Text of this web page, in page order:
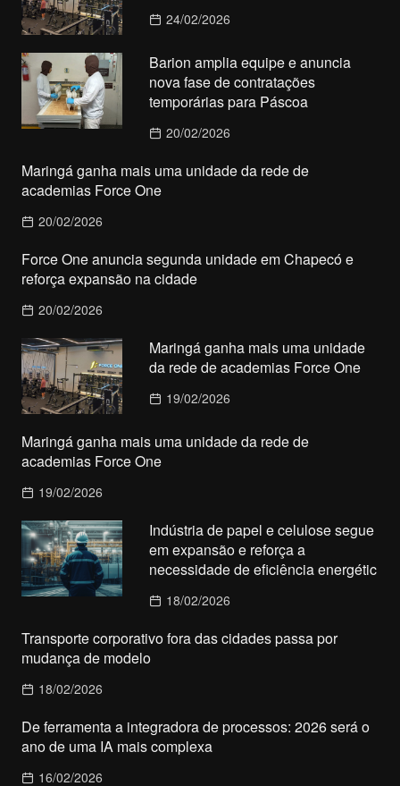
24/02/2026
Barion amplia equipe e anuncia
nova fase de contratações
temporárias para Páscoa
20/02/2026
Maringá ganha mais uma unidade da rede de
academias Force One
20/02/2026
Force One anuncia segunda unidade em Chapecó e
reforça expansão na cidade
20/02/2026
Maringá ganha mais uma unidade
da rede de academias Force One
19/02/2026
Maringá ganha mais uma unidade da rede de
academias Force One
19/02/2026
Indústria de papel e celulose segue
em expansão e reforça a
necessidade de eficiência energétic
18/02/2026
Transporte corporativo fora das cidades passa por
mudança de modelo
18/02/2026
De ferramenta a integradora de processos: 2026 será o
ano de uma IA mais complexa
16/02/2026